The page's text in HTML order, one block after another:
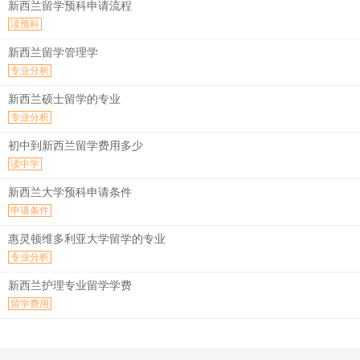
新西兰留学预科申请流程
读预科
新西兰留学管理学
专业分析
新西兰硕士留学的专业
专业分析
初中到新西兰留学费用多少
读中学
新西兰大学预科申请条件
申请条件
惠灵顿维多利亚大学留学的专业
专业分析
新西兰护理专业留学学费
留学费用